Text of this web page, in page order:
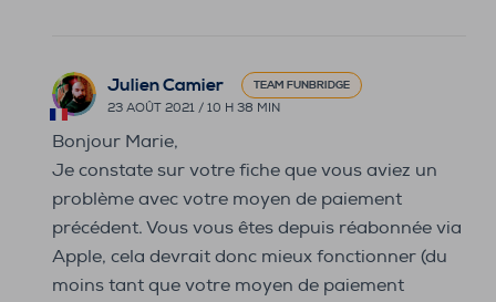
Julien Camier TEAM FUNBRIDGE
23 AOÛT 2021 / 10 H 38 MIN
Bonjour Marie,
Je constate sur votre fiche que vous aviez un
problème avec votre moyen de paiement
précédent. Vous vous êtes depuis réabonnée via
Apple, cela devrait donc mieux fonctionner (du
moins tant que votre moyen de paiement